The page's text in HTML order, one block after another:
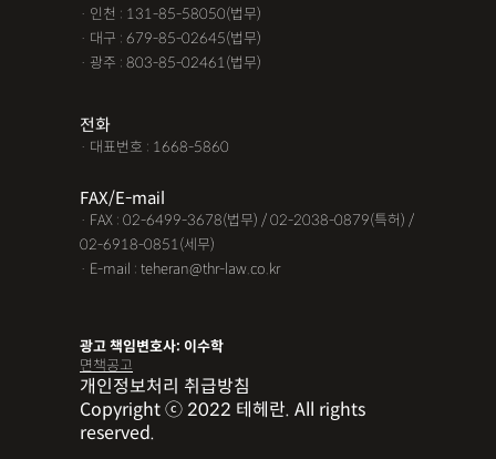
· 인천 : 131-85-58050(법무)
· 대구 : 679-85-02645(법무)
· 광주 : 803-85-02461(법무)
전화
· 대표번호 : 1668-5860
FAX/E-mail
· FAX : 02-6499-3678(법무) / 02-2038-0879(특허) /
02-6918-0851(세무)
· E-mail : teheran@thr-law.co.kr
광고 책임변호사: 이수학
면책공고
개인정보처리 취급방침
Copyright ⓒ 2022 테헤란. All rights
reserved.